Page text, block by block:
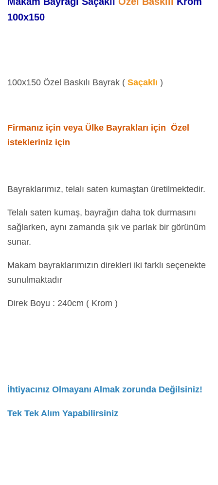
100x150
100x150 Özel Baskılı Bayrak ( Saçaklı )
Firmanız için veya Ülke Bayrakları için Özel
istekleriniz için
Bayraklarımız, telalı saten kumaştan üretilmektedir.
Telalı saten kumaş, bayrağın daha tok durmasını
sağlarken, aynı zamanda şık ve parlak bir görünüm
sunar.
Makam bayraklarımızın direkleri iki farklı seçenekte
sunulmaktadır
Direk Boyu : 240cm ( Krom )
İhtiyacınız Olmayanı Almak zorunda Değilsiniz!
Tek Tek Alım Yapabilirsiniz